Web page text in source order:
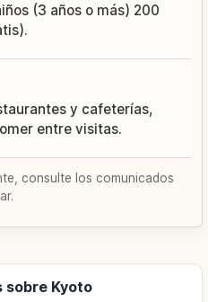
(3 años o más) 200
y cafeterías,
entre visitas.
consulte los comunicados
sobre Kyoto